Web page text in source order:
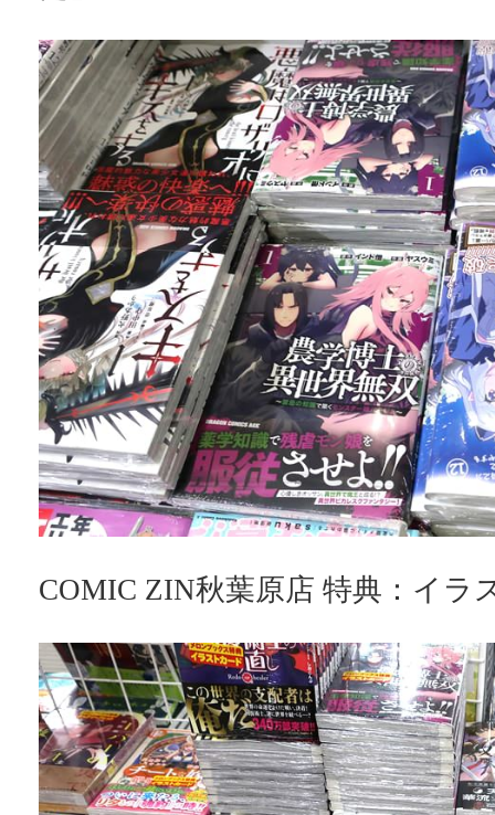
COMIC ZIN秋葉原店 特典：イラ